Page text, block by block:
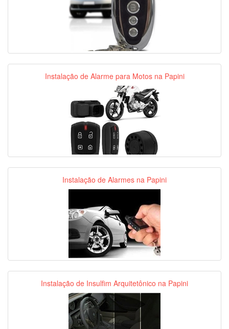
Instalação de Alarme para Motos na Papini
Instalação de Alarmes na Papini
Instalação de Insulfim Arquitetônico na Papini